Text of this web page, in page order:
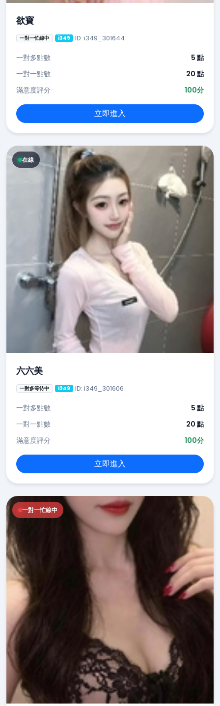
欲寶
一對一忙線中 i349 ID: i349_301644
一對多點數
5 點
一對一點數
20 點
滿意度評分
100分
立即進入
在線
六六美
一對多等待中 i349 ID: i349_301606
一對多點數
5 點
一對一點數
20 點
滿意度評分
100分
立即進入
一對一忙線中